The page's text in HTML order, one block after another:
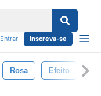
Entrar Inscreva-se
Rosa Efeito